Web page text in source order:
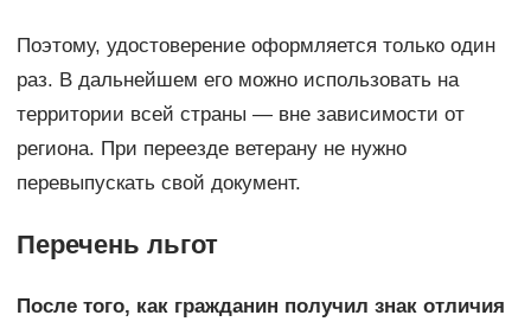
Поэтому, удостоверение оформляется только один
раз. В дальнейшем его можно использовать на
территории всей страны — вне зависимости от
региона. При переезде ветерану не нужно
перевыпускать свой документ.
Перечень льгот
После того, как гражданин получил знак отличия